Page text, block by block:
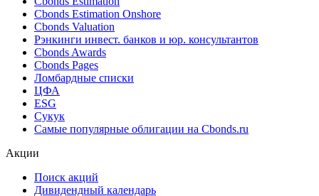
Ближайшие размещения (Россия)
Поиск котировок облигаций
Best bid/ask
Cbonds Estimation
Cbonds Estimation Onshore
Cbonds Valuation
Рэнкинги инвест. банков и юр. консультантов
Cbonds Awards
Cbonds Pages
Ломбардные списки
ESG
Самые популярные облигации на Cbonds.ru